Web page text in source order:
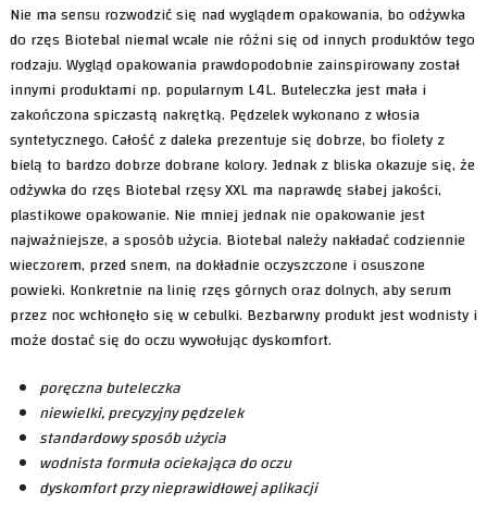
Nie ma sensu rozwodzić się nad wyglądem opakowania, bo odżywka
do rzęs Biotebal niemal wcale nie różni się od innych produktów tego
rodzaju. Wygląd opakowania prawdopodobnie zainspirowany został
innymi produktami np. popularnym L4L. Buteleczka jest mała i
zakończona spiczastą nakrętką. Pędzelek wykonano z włosia
syntetycznego. Całość z daleka prezentuje się dobrze, bo fiolety z
bielą to bardzo dobrze dobrane kolory. Jednak z bliska okazuje się, że
odżywka do rzęs Biotebal rzęsy XXL ma naprawdę słabej jakości,
plastikowe opakowanie. Nie mniej jednak nie opakowanie jest
najważniejsze, a sposób użycia. Biotebal należy nakładać codziennie
wieczorem, przed snem, na dokładnie oczyszczone i osuszone
powieki. Konkretnie na linię rzęs górnych oraz dolnych, aby serum
przez noc wchłonęło się w cebulki. Bezbarwny produkt jest wodnisty i
może dostać się do oczu wywołując dyskomfort.
poręczna buteleczka
niewielki, precyzyjny pędzelek
standardowy sposób użycia
wodnista formuła ociekająca do oczu
dyskomfort przy nieprawidłowej aplikacji